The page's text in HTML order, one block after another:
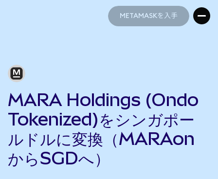
METAMASKを入手
MARA Holdings (Ondo
Tokenized)をシンガポー
ルドルに変換（MARAon
からSGDへ）